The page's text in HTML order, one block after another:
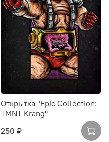
Открытка "Epic Collection:
TMNT Krang"
250 ₽